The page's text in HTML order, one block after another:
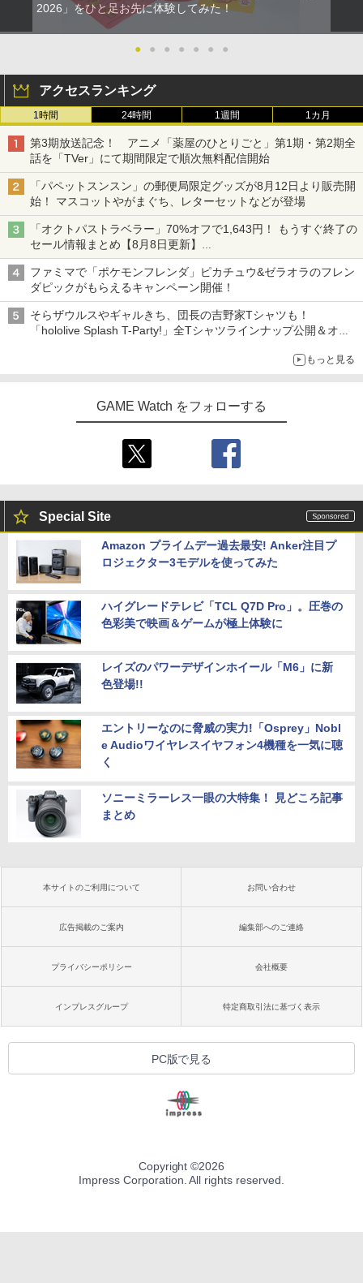
2026」をひと足お先に体験してみた！
● ● ● ● ● ● ●
アクセスランキング
1時間 24時間 1週間 1カ月
第3期放送記念！ アニメ「薬屋のひとりごと」第1期・第2期全
話を「TVer」にて期間限定で順次無料配信開始
「パペットスンスン」の郵便局限定グッズが8月12日より販売開
始！ マスコットやがまぐち、レターセットなどが登場
「オクトパストラベラー」70%オフで1,643円！ もうすぐ終了の
セール情報まとめ【8月8日更新】
ニンテンドーeショップでは「大神 絶景版」が67%オフで990円
ファミマで「ポケモンフレンダ」ピカチュウ&ゼラオラのフレン
ダピックがもらえるキャンペーン開催！
そらザウルスやギャルきち、団長の吉野家Tシャツも！
「hololive Splash T-Party!」全Tシャツラインナップ公開＆オン
もっと見る
GAME Watch をフォローする
Special Site
Amazon プライムデー過去最安! Anker注目プ
ロジェクター3モデルを使ってみた
ハイグレードテレビ「TCL Q7D Pro」。圧巻の
色彩美で映画＆ゲームが極上体験に
レイズのパワーデザインホイール「M6」に新
色登場!!
エントリーなのに脅威の実力!「Osprey」Nobl
e Audioワイヤレスイヤフォン4機種を一気に聴
く
ソニーミラーレス一眼の大特集！ 見どころ記事
まとめ
本サイトのご利用について お問い合わせ
広告掲載のご案内 編集部へのご連絡
プライバシーポリシー 会社概要
インプレスグループ 特定商取引法に基づく表示
PC版で見る
Copyright ©2026
Impress Corporation. All rights reserved.